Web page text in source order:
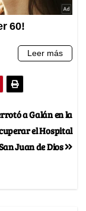
a Galán en la
el Hospital
Juan de Dios